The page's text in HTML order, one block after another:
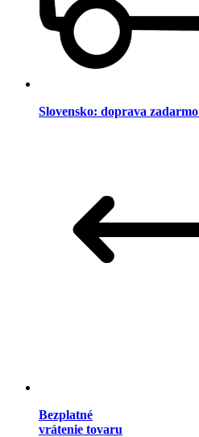
Slovensko: doprava zadarmo
Bezplatné
vrátenie tovaru